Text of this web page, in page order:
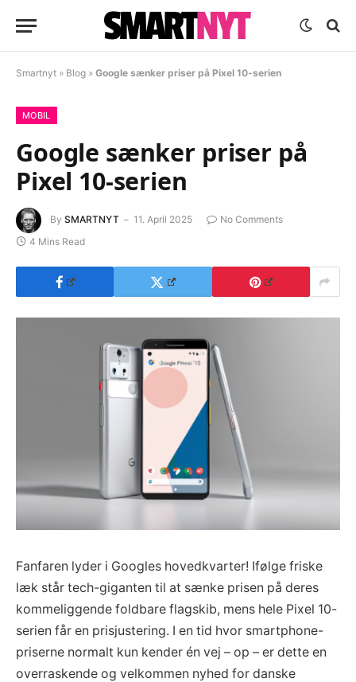
Smartnyt » Blog » Google sænker priser på Pixel 10-serien
MOBIL
Google sænker priser på
Pixel 10-serien
By SMARTNYT 11. April 2025
No Comments
4 Mins Read
Fanfaren lyder i Googles hovedkvarter! Ifølge friske
læk står tech-giganten til at sænke prisen på deres
kommeliggende foldbare flagskib, mens hele Pixel 10-
serien får en prisjustering. I en tid hvor smartphone-
priserne normalt kun kender én vej – op – er dette en
overraskende og velkommen nyhed for danske